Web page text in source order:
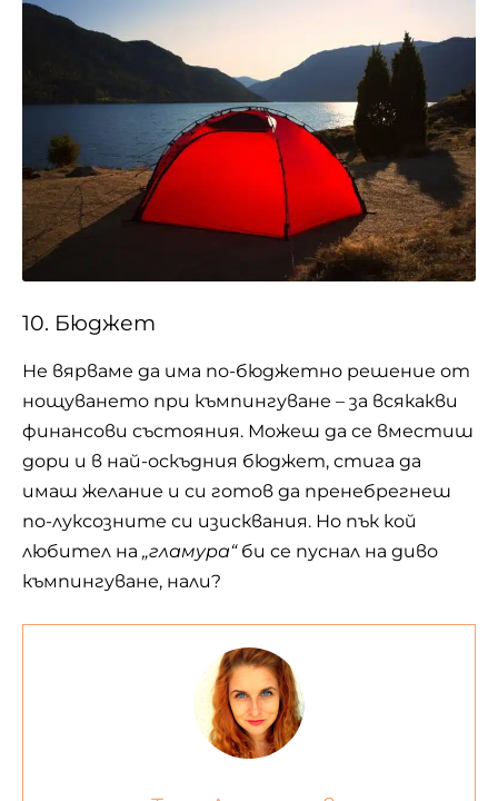
10. Бюджет
Не вярваме да има по-бюджетно решение от
нощуването при къмпингуване – за всякакви
финансови състояния. Можеш да се вместиш
дори и в най-оскъдния бюджет, стига да
имаш желание и си готов да пренебрегнеш
по-луксозните си изисквания. Но пък кой
любител на „гламура“би се пуснал на диво
къмпингуване, нали?